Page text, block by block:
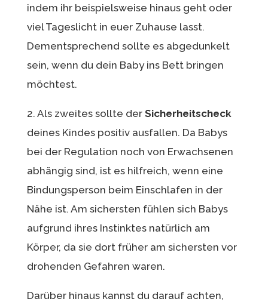
indem ihr beispielsweise hinaus geht oder
viel Tageslicht in euer Zuhause lasst.
Dementsprechend sollte es abgedunkelt
sein, wenn du dein Baby ins Bett bringen
möchtest.
2. Als zweites sollte der Sicherheitscheck
deines Kindes positiv ausfallen. Da Babys
bei der Regulation noch von Erwachsenen
abhängig sind, ist es hilfreich, wenn eine
Bindungsperson beim Einschlafen in der
Nähe ist. Am sichersten fühlen sich Babys
aufgrund ihres Instinktes natürlich am
Körper, da sie dort früher am sichersten vor
drohenden Gefahren waren.
Darüber hinaus kannst du darauf achten,